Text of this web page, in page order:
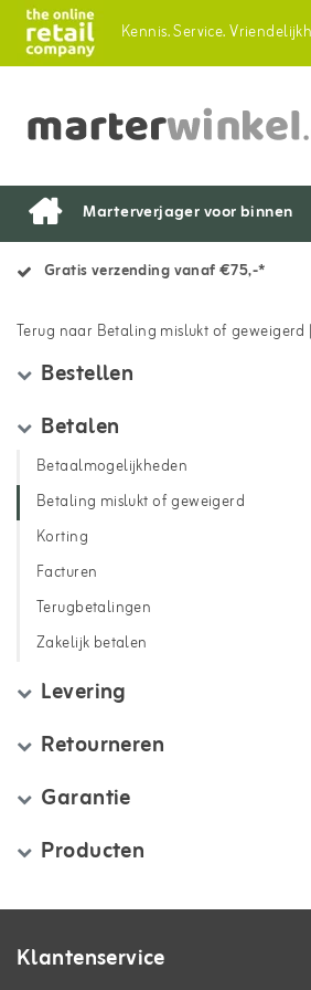
Kennis.Service.
Marterverjager voor binnen
Gratis verzending vanaf €75,-*
Terug naar Betaling mislukt of geweigerd |
Bestellen
Betalen
Betaalmogelijkheden
Betaling mislukt of geweigerd
Korting
Facturen
Terugbetalingen
Zakelijk betalen
Levering
Retourneren
Garantie
Producten
Klantenservice